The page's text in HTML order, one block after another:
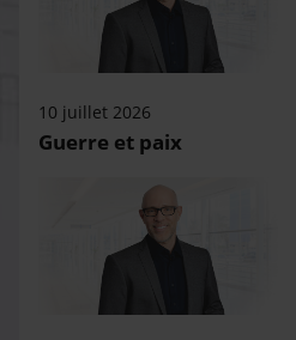
10 juillet 2026
Guerre et paix